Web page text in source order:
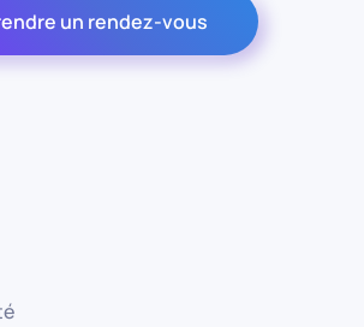
un rendez-vous